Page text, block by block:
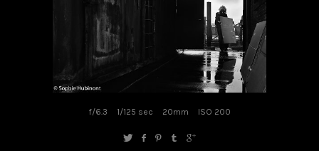
f/6.3 1/125 sec 20mm ISO 200